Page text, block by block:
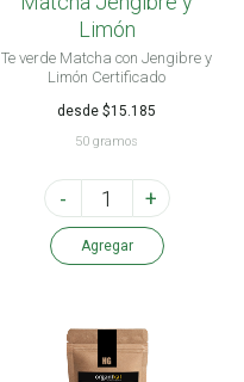
Limón
Te verde Matcha con Jengibre y
Limón Certificado
desde $15.185
50 gramos
- +
Agregar